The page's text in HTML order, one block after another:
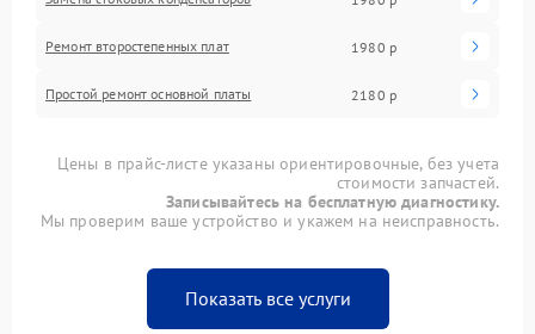
Ремонт второстепенных плат 1980 р
Простой ремонт основной платы 2180 р
Цены в прайс-листе указаны ориентировочные, без учета
стоимости запчастей.
Записывайтесь на бесплатную диагностику.
Мы проверим ваше устройство и укажем на неисправность.
Показать все услуги